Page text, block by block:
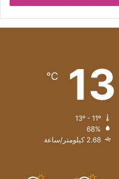
13
℃
68%
2.68 كيلومتر/ساعة